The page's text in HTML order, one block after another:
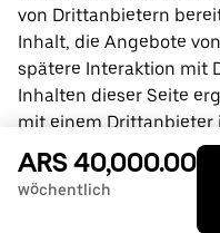
von Drittanbietern
Inhalt, die Angebote
spätere Interaktion mit
Inhalten dieser Seite
mit einem
direkt eine
ist. Wende dich bei
Drittanbieter.
ARS 40,000.00
wöchentlich